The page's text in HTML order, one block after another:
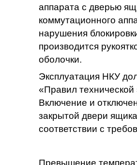
аппарата с дверью
коммутационного
нарушения
производится
оболочки.
Эксплуатация НКУ
«Правил технической
Включение и
закрытой двери
соответствии с
Превышение